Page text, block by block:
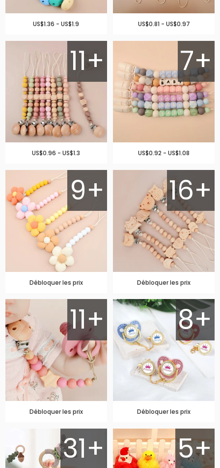
US$1.36 - US$1.9 US$0.81 - US$0.97
11+
US$0.96 - US$1.3
7+
US$0.92 - US$1.08
9+
Débloquer les prix
16+
Débloquer les prix
11+
Débloquer les prix
8+
Débloquer les prix
31+ 5+